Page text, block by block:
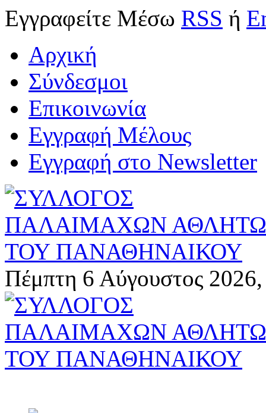
Εγγραφείτε Μέσω RSS ή
Αρχική
Σύνδεσμοι
Επικοινωνία
Εγγραφή Μέλους
Εγγραφή στο Newsletter
Πέμπτη 6 Αύγουστος